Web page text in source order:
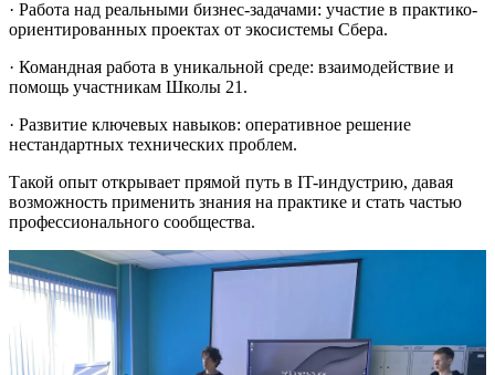
· Работа над реальными бизнес-задачами: участие в практико-
ориентированных проектах от экосистемы Сбера.
· Командная работа в уникальной среде: взаимодействие и
помощь участникам Школы 21.
· Развитие ключевых навыков: оперативное решение
нестандартных технических проблем.
Такой опыт открывает прямой путь в IT-индустрию, давая
возможность применить знания на практике и стать частью
профессионального сообщества.